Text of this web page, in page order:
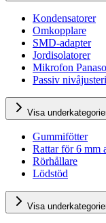
Kondensatorer
Omkopplare
SMD-adapter
Jordisolatorer
Mikrofon
Passiv
Visa
Gummifötter
Rattar för 6 mm
Rörhållare
Lödstöd
Visa